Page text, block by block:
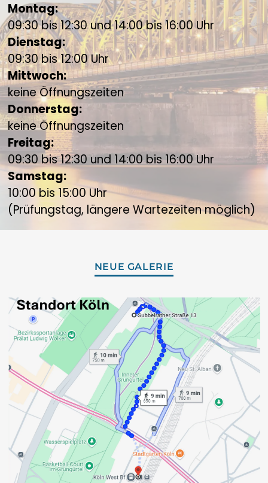
БЕЛАРУСКАЯ МОВА
বাংলা
BOSANSKI
CATALÀ
CHICHEWA
繁體中文
CORSU
HRVATSKI
ČEŠTINA‎
DANSK
NEDERLANDS
ENGLISH
Montag:
09:30 bis 12:30 und 14:00 bis 16:00 Uhr
Dienstag:
09:30 bis 12:00 Uhr
Mittwoch:
keine Öffnungszeiten
Donnerstag:
keine Öffnungszeiten
Freitag:
09:30 bis 12:30 und 14:00 bis 16:00 Uhr
Samstag:
10:00 bis 15:00 Uhr
(Prüfungstag, längere Wartezeiten möglich)
NEUE GALERIE